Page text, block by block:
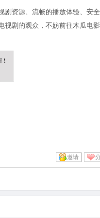
剧资源、流畅的播放体验、安
视剧的观众，不妨前往木瓜电影
邀请